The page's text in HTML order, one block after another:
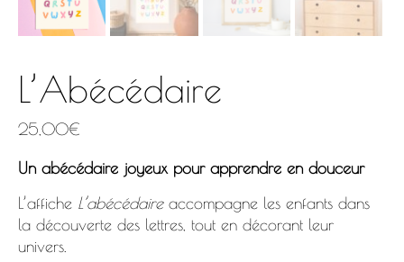
L’Abécédaire
25,00€
Un abécédaire joyeux pour apprendre en douceur
L’affiche L’abécédaire accompagne les enfants dans
la découverte des lettres, tout en décorant leur
univers.